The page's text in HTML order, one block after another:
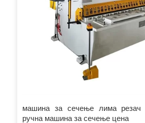
машина за сечење лима резач
ручна машина за сечење цена